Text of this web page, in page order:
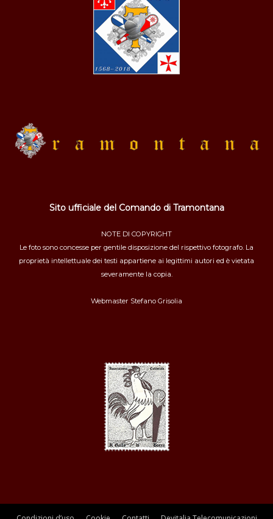
Sito ufficiale del Comando di Tramontana
NOTE DI COPYRIGHT
Le foto sono concesse per gentile disposizione del rispettivo fotografo. La
proprietà intellettuale dei testi appartiene ai legittimi autori ed è vietata
severamente la copia.
Webmaster Stefano Grisolia